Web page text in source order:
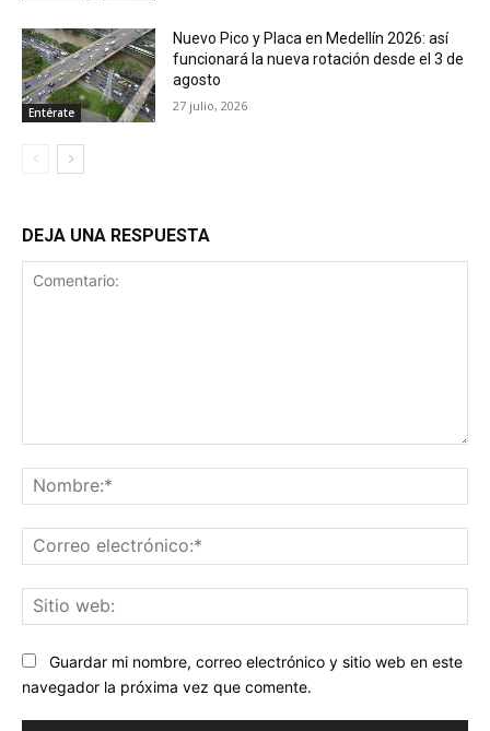
Entérate
Nuevo Pico y Placa en Medellín 2026: así
funcionará la nueva rotación desde el 3 de
agosto
27 julio, 2026
DEJA UNA RESPUESTA
Guardar mi nombre, correo electrónico y sitio web en este
navegador la próxima vez que comente.